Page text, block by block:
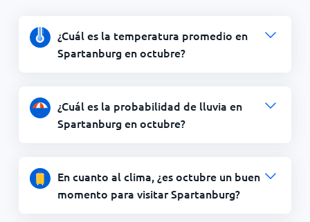
¿Cuál es la temperatura promedio en
Spartanburg en octubre?
¿Cuál es la probabilidad de lluvia en
Spartanburg en octubre?
En cuanto al clima, ¿es octubre un buen
momento para visitar Spartanburg?